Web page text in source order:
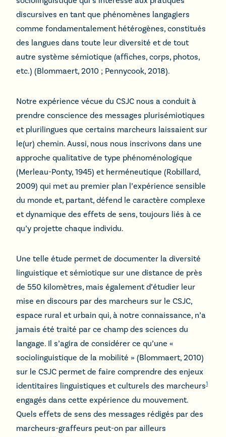
discursives en tant que phénomènes langagiers
comme fondamentalement hétérogènes, constitués
des langues dans toute leur diversité et de tout
autre système sémiotique (affiches, corps, photos,
etc.) (Blommaert, 2010 ; Pennycook, 2018).
Notre expérience vécue du CSJC nous a conduit à
prendre conscience des messages plurisémiotiques
et plurilingues que certains marcheurs laissaient sur
le(ur) chemin. Aussi, nous nous inscrivons dans une
approche qualitative de type phénoménologique
(Merleau-Ponty, 1945) et herméneutique (Robillard,
2009) qui met au premier plan l’expérience sensible
du monde et, partant, défend le caractère complexe
et dynamique des effets de sens, toujours liés à ce
qu’y projette chaque individu.
Une telle étude permet de documenter la diversité
linguistique et sémiotique sur une distance de près
de 550 kilomètres, mais également d’étudier leur
mise en discours par des marcheurs sur le CSJC,
espace rural et urbain qui, à notre connaissance, n’a
jamais été traité par ce champ des sciences du
langage. Il s’agira de considérer ce qu’une «
sociolinguistique de la mobilité » (Blommaert, 2010)
sur le CSJC permet de faire comprendre des enjeux
identitaires linguistiques et culturels des marcheurs1
engagés dans cette expérience du mouvement.
Quels effets de sens des messages rédigés par des
marcheurs-graffeurs peut-on par ailleurs